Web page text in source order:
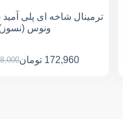
ونوس
172,960 تومان